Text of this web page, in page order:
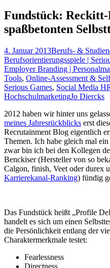
Fundstück:
spaßbetonten
4. Januar 2013Berufs- &
Berufsorientierungsspiele |
Employer Branding |
Tools, Online-Assessment &
Serious Games, Social Media
HochschulmarketingJo Diercks
2012 haben wir hinter uns
meines Jahresrückblicks erst
Recrutainment Blog eigentlich
Themen. Ich habe gleich mal
zwar bin ich bei den Kollegen
Benckiser (Hersteller von so
Calgon, finish, Veet oder durex
Karrierekanal-Ranking) fündig
Das Fundstück heißt „Profile
handelt es sich um einen
die Persönlichkeit entlang der
Charaktermerkmale testet:
Fearlessness
Directness